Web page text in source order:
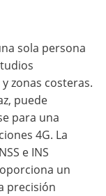
sola persona
zonas costeras.
puede
para una
4G. La
e INS
un
precisión